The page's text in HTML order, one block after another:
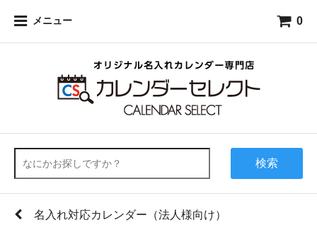
メニュー 0
検索
名入れ対応カレンダー（法人様向け）